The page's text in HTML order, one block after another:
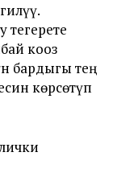
тегерете
кооз
бардыгы тең
көрсөтүп